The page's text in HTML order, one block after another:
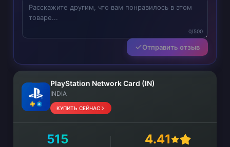
0/500
Отправить отзыв
PlayStation Network Card (IN)
INDIA
КУПИТЬ СЕЙЧАС
515 4.41